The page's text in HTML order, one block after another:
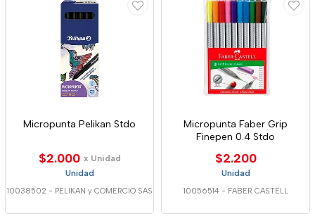
Micropunta Pelikan Stdo
$2.000 x Unidad
Unidad
10038502 - PELIKAN y COMERCIO SAS
Micropunta Faber Grip
Finepen 0.4 Stdo
$2.200
Unidad
10056514 - FABER CASTELL